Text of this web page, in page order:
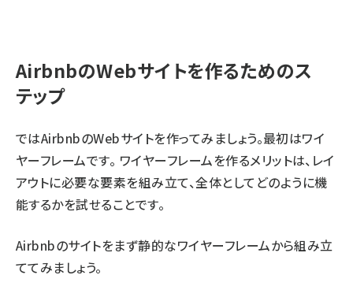
AirbnbのWebサイトを作るためのス
テップ
ではAirbnbのWebサイトを作ってみましょう。最初はワイ
ヤーフレームです。 ワイヤーフレームを作るメリットは、レイ
アウトに必要な要素を組み立て、全体としてどのように機
能するかを試せることです。
Airbnbのサイトをまず静的なワイヤーフレームから組み立
ててみましょう。